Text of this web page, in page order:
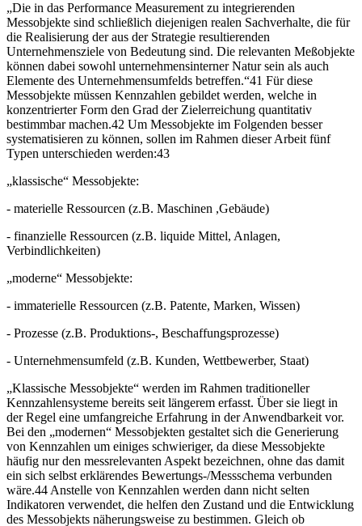
„Die in das Performance Measurement zu integrierenden
Messobjekte sind schließlich diejenigen realen Sachverhalte, die für
die Realisierung der aus der Strategie resultierenden
Unternehmensziele von Bedeutung sind. Die relevanten Meßobjekte
können dabei sowohl unternehmensinterner Natur sein als auch
Elemente des Unternehmensumfelds betreffen.“41 Für diese
Messobjekte müssen Kennzahlen gebildet werden, welche in
konzentrierter Form den Grad der Zielerreichung quantitativ
bestimmbar machen.42 Um Messobjekte im Folgenden besser
systematisieren zu können, sollen im Rahmen dieser Arbeit fünf
Typen unterschieden werden:43
„klassische“ Messobjekte:
- materielle Ressourcen (z.B. Maschinen ,Gebäude)
- finanzielle Ressourcen (z.B. liquide Mittel, Anlagen,
Verbindlichkeiten)
„moderne“ Messobjekte:
- immaterielle Ressourcen (z.B. Patente, Marken, Wissen)
- Prozesse (z.B. Produktions-, Beschaffungsprozesse)
- Unternehmensumfeld (z.B. Kunden, Wettbewerber, Staat)
„Klassische Messobjekte“ werden im Rahmen traditioneller
Kennzahlensysteme bereits seit längerem erfasst. Über sie liegt in
der Regel eine umfangreiche Erfahrung in der Anwendbarkeit vor.
Bei den „modernen“ Messobjekten gestaltet sich die Generierung
von Kennzahlen um einiges schwieriger, da diese Messobjekte
häufig nur den messrelevanten Aspekt bezeichnen, ohne das damit
ein sich selbst erklärendes Bewertungs-/Messschema verbunden
wäre.44 Anstelle von Kennzahlen werden dann nicht selten
Indikatoren verwendet, die helfen den Zustand und die Entwicklung
des Messobjekts näherungsweise zu bestimmen. Gleich ob